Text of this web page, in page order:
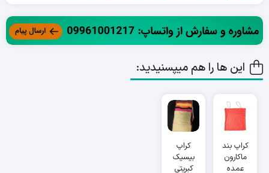
این ها را هم میپسنیدید:
کراپ بند
ماکارون
عمده
کراپ
بیسیک
کبریتی